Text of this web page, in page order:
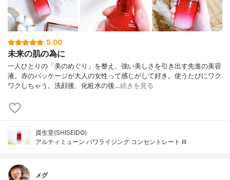
5.00
未来の肌の為に
一人ひとりの「美のめぐり」を整え、強い美しさを引き出す先進の美容
液。赤のパッケージが大人の女性って感じがして好き。使うたびにワク
ワクしちゃう。洗顔後、化粧水の後…続きを見る
資生堂(SHISEIDO)
アルティミューン パワライジング コンセントレート III
メグ